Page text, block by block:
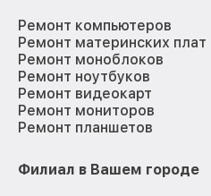
Ремонт компьютеров
Ремонт материнских плат
Ремонт моноблоков
Ремонт ноутбуков
Ремонт видеокарт
Ремонт мониторов
Ремонт планшетов
Филиал в Вашем городе